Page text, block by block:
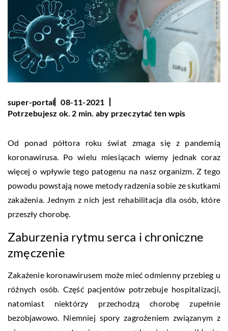
super-portal
08-11-2021
Potrzebujesz ok. 2 min. aby przeczytać ten wpis
Od ponad półtora roku świat zmaga się z pandemią
koronawirusa. Po wielu miesiącach wiemy jednak coraz
więcej o wpływie tego patogenu na nasz organizm. Z tego
powodu powstają nowe metody radzenia sobie ze skutkami
zakażenia. Jednym z nich jest rehabilitacja dla osób, które
przeszły chorobę.
Zaburzenia rytmu serca i chroniczne
zmęczenie
Zakażenie koronawirusem może mieć odmienny przebieg u
różnych osób. Część pacjentów potrzebuje hospitalizacji,
natomiast niektórzy przechodzą chorobę zupełnie
bezobjawowo. Niemniej spory zagrożeniem związanym z